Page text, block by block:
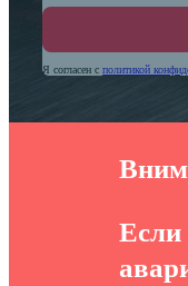
Я согласен с политикой
Если